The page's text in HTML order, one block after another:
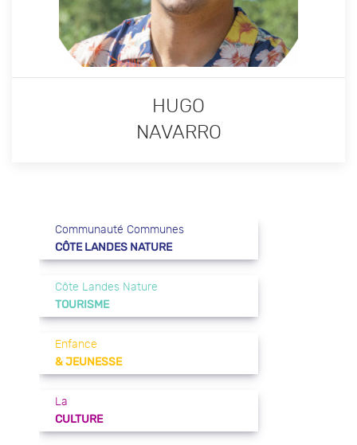
HUGO
NAVARRO
Communauté Communes
CÔTE LANDES NATURE
Côte Landes Nature
TOURISME
Enfance
& JEUNESSE
La
CULTURE